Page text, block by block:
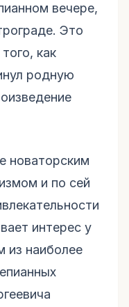
вечере,
Это
как
родную
новаторским
и по сей
интерес у
из наиболее